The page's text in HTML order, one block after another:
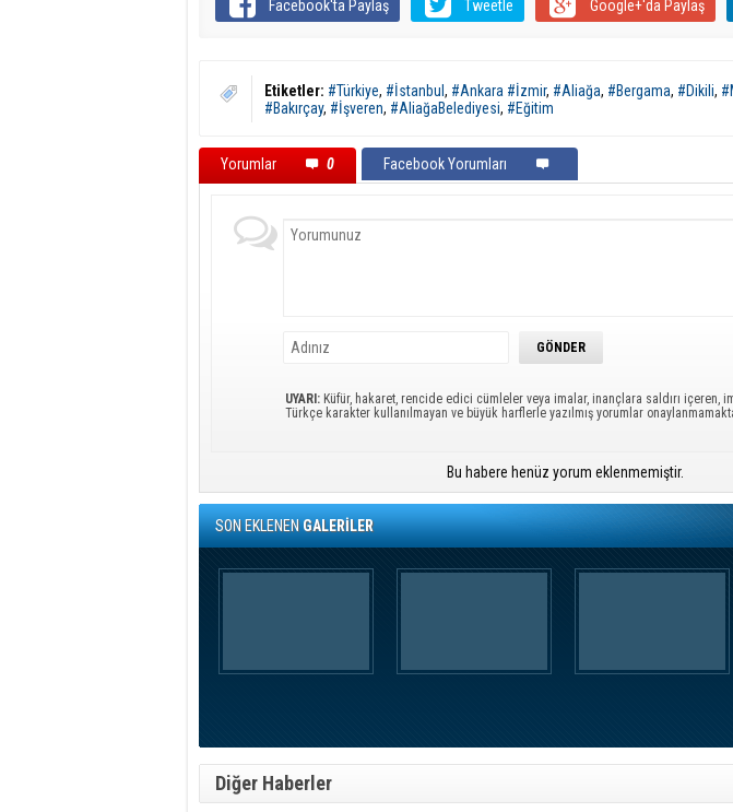
Facebook'ta Paylaş Tweetle Google+'da Paylaş
Etiketler: #Türkiye, #İstanbul , #Ankara #İzmir, #Aliağa, #Bergama, #Dikili,
#Bakırçay, #İşveren, #AliağaBelediyesi, #Eğitim
Yorumlar 0 Facebook Yorumları
UYARI: Küfür, hakaret, rencide edici cümleler veya imalar, inançlara saldırı içeren,
Türkçe karakter kullanılmayan ve büyük harflerle yazılmış yorumlar
Bu habere henüz yorum eklenmemiştir.
SON EKLENENGALERİLER
Diğer Haberler